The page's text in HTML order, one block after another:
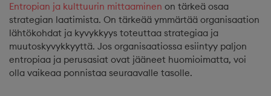
Entropian ja kulttuurin mittaaminen on tärkeä osaa
strategian laatimista. On tärkeää ymmärtää organisaation
lähtökohdat ja kyvykkyys toteuttaa strategiaa ja
muutoskyvykkyyttä. Jos organisaatiossa esiintyy paljon
entropiaa ja perusasiat ovat jääneet huomioimatta, voi
olla vaikeaa ponnistaa seuraavalle tasolle.